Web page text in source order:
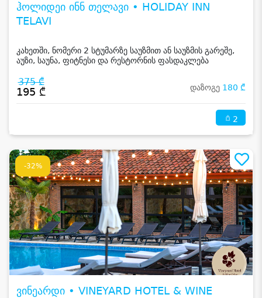
ჰოლიდეი ინნ თელავი • HOLIDAY INN
TELAVI
კახეთში, ნომერი 2 სტუმარზე საუზმით ან საუზმის გარეშე,
აუზი, საუნა, ფიტნესი და რესტორნის ფასდაკლება
375 ₾
195 ₾ დაზოგე 180 ₾
2
-32%
ვინეარდი • VINEYARD HOTEL & WINE